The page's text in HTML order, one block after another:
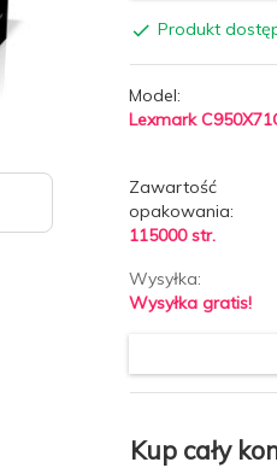
Produkt
Model:
Lexmark
Zawartość
opakowania:
115000 str.
Wysyłka:
Wysyłka gratis!
Kup cały